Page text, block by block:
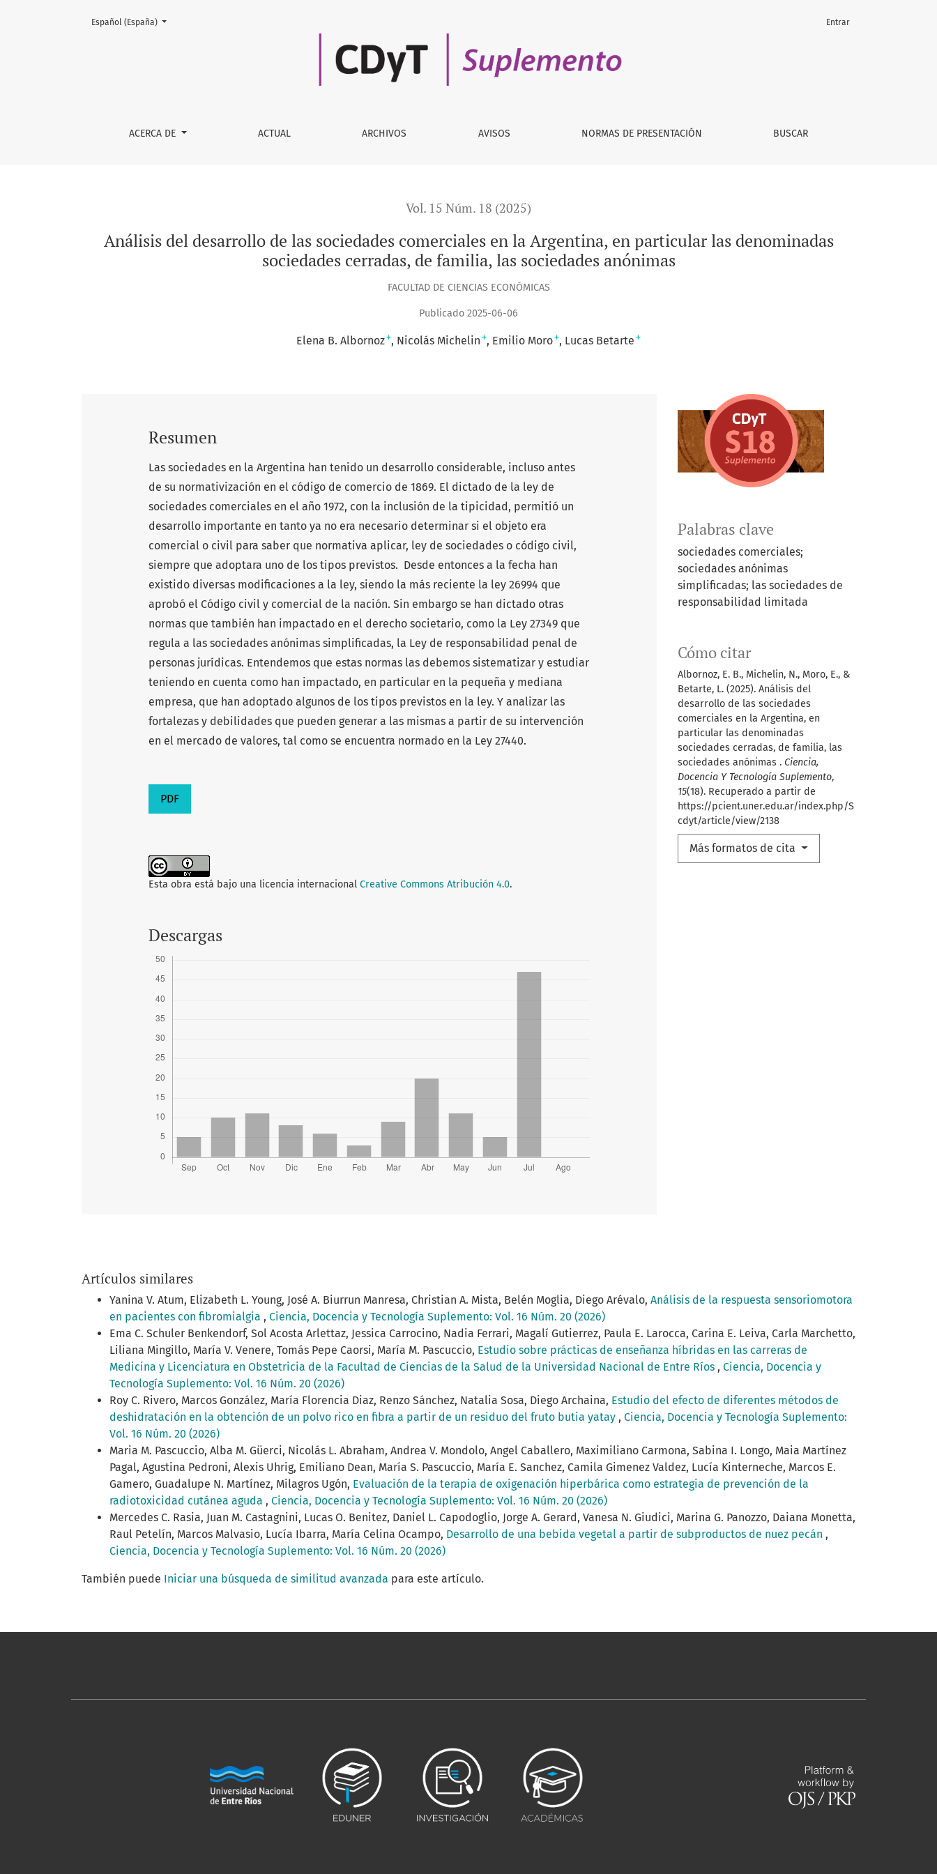
Análisis del desarrollo de las sociedades comerciales en la Argentina, en particular las denominadas sociedades cerradas, de familia, las sociedades anónimas
ACERCA DE ACTUAL ARCHIVOS AVISOS NORMAS DE PRESENTACIÓN BUSCAR
Entrar
Cambiar el idioma. El actual es:
Español (España)
Vol. 15 Núm. 18 (2025)
Análisis del desarrollo de las sociedades comerciales en la Argentina, en particular las denominadas
sociedades cerradas, de familia, las sociedades anónimas
FACULTAD DE CIENCIAS ECONÓMICAS
Publicado 2025-06-06
Elena B. Albornoz+ Nicolás Michelin + Emilio Moro+ Lucas Betarte +
Palabras clave
sociedades comerciales;
sociedades anónimas
simplificadas; las sociedades de
responsabilidad limitada
Cómo citar
Albornoz, E. B., Michelin, N., Moro, E., &
Betarte, L. (2025). Análisis del
desarrollo de las sociedades
comerciales en la Argentina, en
particular las denominadas
sociedades cerradas, de familia, las
sociedades anónimas . Ciencia,
Docencia Y Tecnología Suplemento,
15(18). Recuperado a partir de
https://pcient.uner.edu.ar/index.php/S
cdyt/article/view/2138
Más formatos de cita
Resumen
Las sociedades en la Argentina han tenido un desarrollo considerable, incluso antes
de su normativización en el código de comercio de 1869. El dictado de la ley de
sociedades comerciales en el año 1972, con la inclusión de la tipicidad, permitió un
desarrollo importante en tanto ya no era necesario determinar si el objeto era
comercial o civil para saber que normativa aplicar, ley de sociedades o código civil,
siempre que adoptara uno de los tipos previstos. Desde entonces a la fecha han
existido diversas modificaciones a la ley, siendo la más reciente la ley 26994 que
aprobó el Código civil y comercial de la nación. Sin embargo se han dictado otras
normas que también han impactado en el derecho societario, como la Ley 27349 que
regula a las sociedades anónimas simplificadas, la Ley de responsabilidad penal de
personas jurídicas. Entendemos que estas normas las debemos sistematizar y estudiar
teniendo en cuenta como han impactado, en particular en la pequeña y mediana
empresa, que han adoptado algunos de los tipos previstos en la ley. Y analizar las
fortalezas y debilidades que pueden generar a las mismas a partir de su intervención
en el mercado de valores, tal como se encuentra normado en la Ley 27440.
PDF
Esta obra está bajo una licencia internacional Creative Commons Atribución 4.0.
Descargas
Artículos similares
Yanina V. Atum, Elizabeth L. Young, José A. Biurrun Manresa, Christian A. Mista, Belén Moglia, Diego Arévalo, Análisis de la respuesta sensoriomotora
en pacientes con fibromialgia , Ciencia, Docencia y Tecnología Suplemento: Vol. 16 Núm. 20 (2026)
Ema C. Schuler Benkendorf, Sol Acosta Arlettaz, Jessica Carrocino, Nadia Ferrari, Magalí Gutierrez, Paula E. Larocca, Carina E. Leiva, Carla Marchetto,
Liliana Mingillo, María V. Venere, Tomás Pepe Caorsi, María M. Pascuccio, Estudio sobre prácticas de enseñanza híbridas en las carreras de
Medicina y Licenciatura en Obstetricia de la Facultad de Ciencias de la Salud de la Universidad Nacional de Entre Ríos , Ciencia, Docencia y
Tecnología Suplemento: Vol. 16 Núm. 20 (2026)
Roy C. Rivero, Marcos González, María Florencia Diaz, Renzo Sánchez, Natalia Sosa, Diego Archaina, Estudio del efecto de diferentes métodos de
deshidratación en la obtención de un polvo rico en fibra a partir de un residuo del fruto butia yatay , Ciencia, Docencia y Tecnología Suplemento:
Vol. 16 Núm. 20 (2026)
Maria M. Pascuccio, Alba M. Güerci, Nicolás L. Abraham, Andrea V. Mondolo, Angel Caballero, Maximiliano Carmona, Sabina I. Longo, Maia Martínez
Pagal, Agustina Pedroni, Alexis Uhrig, Emiliano Dean, María S. Pascuccio, María E. Sanchez, Camila Gimenez Valdez, Lucía Kinterneche, Marcos E.
Gamero, Guadalupe N. Martínez, Milagros Ugón, Evaluación de la terapia de oxigenación hiperbárica como estrategia de prevención de la
radiotoxicidad cutánea aguda , Ciencia, Docencia y Tecnología Suplemento: Vol. 16 Núm. 20 (2026)
Mercedes C. Rasia, Juan M. Castagnini, Lucas O. Benitez, Daniel L. Capodoglio, Jorge A. Gerard, Vanesa N. Giudici, Marina G. Panozzo, Daiana Monetta,
Raul Petelín, Marcos Malvasio, Lucía Ibarra, María Celina Ocampo, Desarrollo de una bebida vegetal a partir de subproductos de nuez pecán ,
Ciencia, Docencia y Tecnología Suplemento: Vol. 16 Núm. 20 (2026)
También puede Iniciar una búsqueda de similitud avanzada para este artículo.